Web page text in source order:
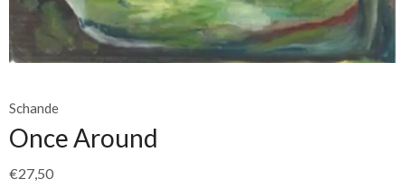
Schande
Once Around
€27,50